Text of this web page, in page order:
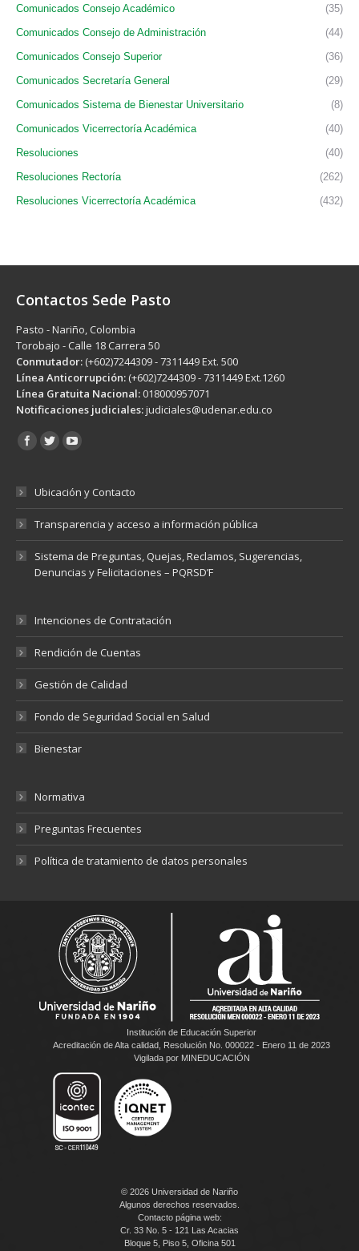
Comunicados Consejo Académico
(35)
Comunicados Consejo de Administración
(44)
Comunicados Consejo Superior
(36)
Comunicados Secretaría General
(29)
Comunicados Sistema de Bienestar Universitario
(8)
Comunicados Vicerrectoría Académica
(40)
Resoluciones
(40)
Resoluciones Rectoría
(262)
Resoluciones Vicerrectoría Académica
(432)
Contactos Sede Pasto
Pasto - Nariño, Colombia
Torobajo - Calle 18 Carrera 50
Conmutador: (+602)7244309 - 7311449 Ext. 500
Línea Anticorrupción: (+602)7244309 - 7311449 Ext.1260
Línea Gratuita Nacional: 018000957071
Notificaciones judiciales:judiciales@udenar.edu.co
Encuéntranos en:
Ubicación y Contacto
Transparencia y acceso a información pública
Sistema de Preguntas, Quejas, Reclamos, Sugerencias,
Denuncias y Felicitaciones – PQRSD’F
Intenciones de Contratación
Rendición de Cuentas
Gestión de Calidad
Fondo de Seguridad Social en Salud
Bienestar
Normativa
Preguntas Frecuentes
Política de tratamiento de datos personales
Institución de Educación Superior
Acreditación de Alta calidad, Resolución No. 000022 - Enero 11 de 2023
Vigilada por MINEDUCACIÓN
© 2026 Universidad de Nariño
Algunos derechos reservados.
Contacto página web:
Cr. 33 No. 5 - 121 Las Acacias
Bloque 5, Piso 5, Oficina 501